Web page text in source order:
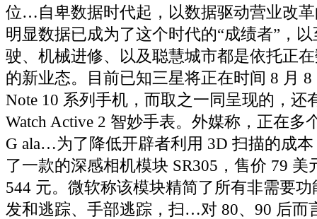
位…自卑数据时代起，以数据驱动营业改
明显数据已成为了这个时代的“成绩者”，
驶、机械进修、以及聪慧城市都是依托正
的新业态。目前已知三星将正在时间 8 月
Note 10 系列手机，而取之一同呈现的，还
Watch Active 2 智妙手表。外媒称，正在多
G ala…为了降低开辟者利用 3D 扫描的成
了一款的深感相机模块 SR305，售价 79 美
544 元。微软称该模块精简了所有非需要
发和逃踪、手部逃踪，扫…对 80、90 后而